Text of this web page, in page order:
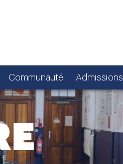
Communauté Admissions